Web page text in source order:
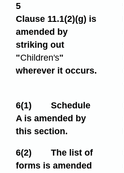
5
Clause 11.1(2)⁠(g) is
amended by
striking out
"Children's"
wherever it occurs.
6(1)
Schedule
A is amended by
this section.
6(2)
The list of
forms is amended